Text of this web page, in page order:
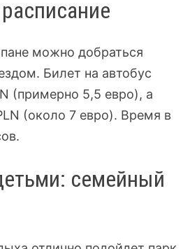
можно добраться
Билет на автобус
(примерно 5,5 евро), а
(около 7 евро). Время в
семейный